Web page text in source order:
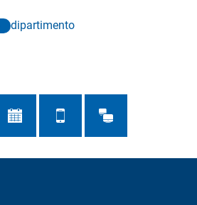
dipartimento